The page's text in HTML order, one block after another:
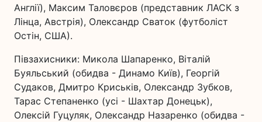
Англії), Максим Таловєров (представник ЛАСК з
Лінца, Австрія), Олександр Сваток (футболіст
Остін, США).
Півзахисники: Микола Шапаренко, Віталій
Буяльський (обидва - Динамо Київ), Георгій
Судаков, Дмитро Криськів, Олександр Зубков,
Тарас Степаненко (усі - Шахтар Донецьк),
Олексій Гуцуляк, Олександр Назаренко (обидва -